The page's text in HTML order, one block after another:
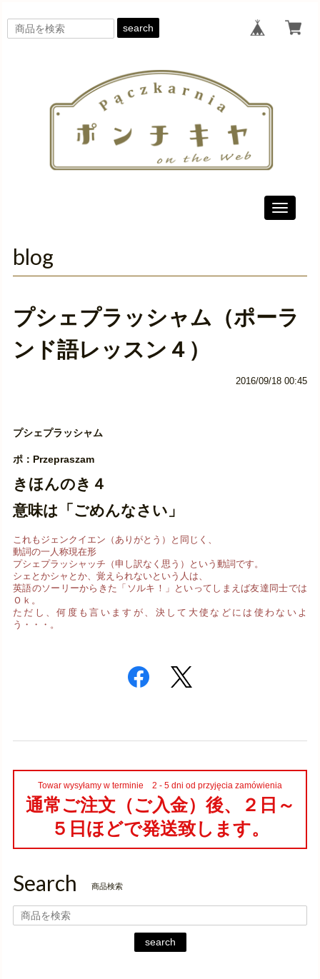
search
Toggle
blog
プシェプラッシャム（ポーラ
ンド語レッスン４）
2016/09/18 00:45
プシェプラッシャム
ポ：Przepraszam
きほんのき４
意味は「ごめんなさい」
これもジェンクイエン（ありがとう）と同じく、
動詞の一人称現在形
プシェプラッシャッチ（申し訳なく思う）という動詞です。
シェとかシャとか、覚えられないという人は、
英語のソーリーからきた「ソルキ！」といってしまえば友達同士では
Ｏｋ。
ただし、何度も言いますが、決して大使などには使わないよ
う・・・。
Towar wysyłamy w terminie 2 - 5 dni od przyjęcia zamówienia
通常ご注文（ご入金）後、２日～
５日ほどで発送致します。
Search 商品検索
search